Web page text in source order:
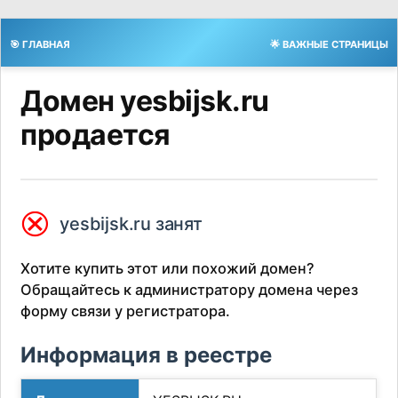
🎯 ГЛАВНАЯ 🌟 ВАЖНЫЕ СТРАНИЦЫ
Домен yesbijsk.ru
продается
⮿ yesbijsk.ru занят
Хотите купить этот или похожий домен?
Обращайтесь к администратору домена через
форму связи у регистратора.
Информация в реестре